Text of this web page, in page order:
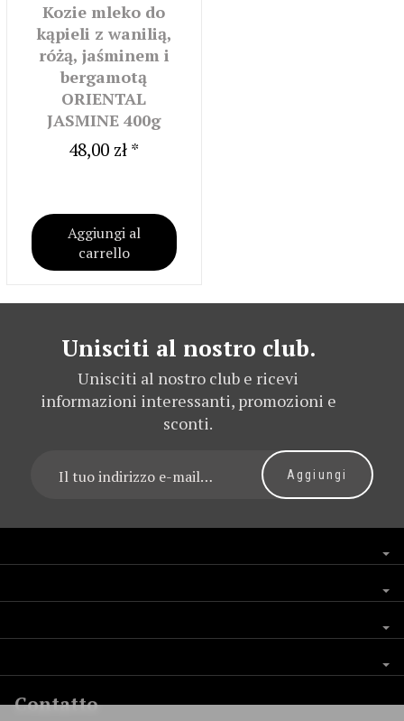
Kozie mleko do
kąpieli z wanilią,
różą, jaśminem i
bergamotą
ORIENTAL
JASMINE 400g
48,00 zł *
Aggiungi al
carrello
Unisciti al nostro club.
Unisciti al nostro club e ricevi
informazioni interessanti, promozioni e
sconti.
Contatto